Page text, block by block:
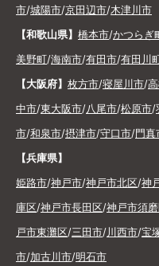
市/城陽市/京田辺市/木津川市
【和歌山県】 橋本市/かつらぎ
美野町/海南市/有田市/有田川
【大阪府】 枚方市/寝屋川市/
中市/東大阪市/八尾市/松原市/
市/和泉市/摂津市/守口市/門真
【兵庫県】
姫路市/神戸市/神戸市北区/神
庫区/神戸市長田区/神戸市須
戸市東灘区/三田市/川西市/宝
市/加古川市/明石市